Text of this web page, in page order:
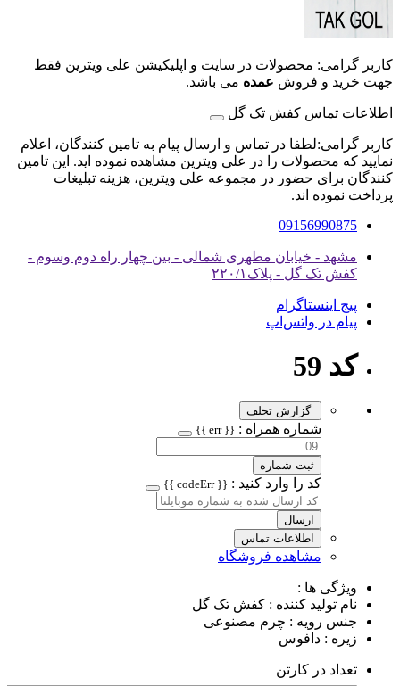
کاربر گرامی: محصولات در سایت و اپلیکیشن علی ویترین فقط
جهت خرید و فروش عمده می باشد.
اطلاعات تماس کفش تک گل
کاربر گرامی:لطفا در تماس و ارسال پیام به تامین کنندگان، اعلام
نمایید که محصولات را در علی ویترین مشاهده نموده اید. این تامین
کنندگان برای حضور در مجموعه علی ویترین، هزینه تبلیغات
پرداخت نموده اند.
09156990875
مشهد - خیابان مطهری شمالی - بین چهار راه دوم وسوم -
کفش تک گل - پلاک۲۲۰/۱
پیج اینستاگرام
پیام در واتس‌اپ
کد 59
گزارش تخلف
شماره همراه : {{ err }}
ثبت شماره
کد را وارد کنید : {{ codeErr }}
ارسال
اطلاعات تماس
مشاهده فروشگاه
ویژگی ها :
نام تولید کننده : کفش تک گل
جنس رویه : چرم مصنوعی
زیره : دافوس
تعداد در کارتن